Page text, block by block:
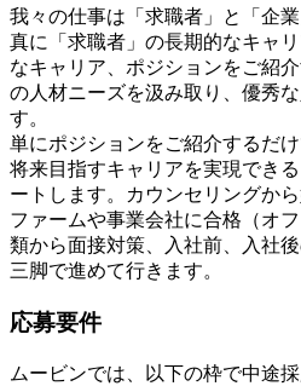
我々の仕事は「求職者」と「企
真に「求職者」の長期的なキャ
なキャリア、ポジションをご紹
の人材ニーズを汲み取り、優秀
す。
単にポジションをご紹介するだ
将来目指すキャリアを実現でき
ートします。カウンセリングか
ファームや事業会社に合格（オ
類から面接対策、入社前、入社
三脚で進めて行きます。
応募要件
ムービンでは、以下の枠で中途